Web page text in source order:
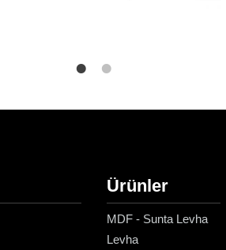
Ürünler
MDF - Sunta Levha
Levha